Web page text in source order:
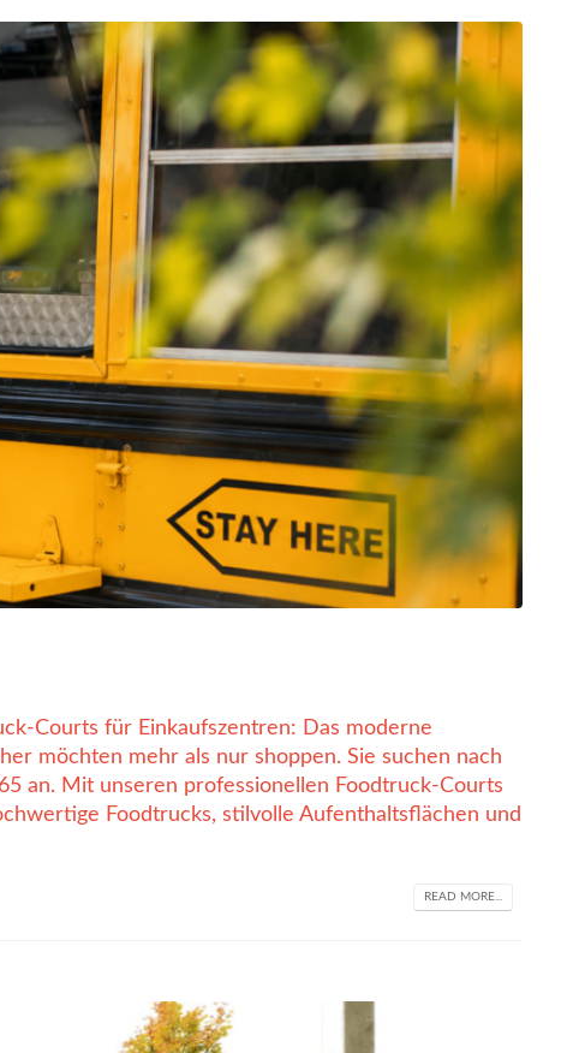
Courts für Einkaufszentren: Das moderne
möchten mehr als nur shoppen. Sie suchen nach
an. Mit unseren professionellen Foodtruck-Courts
Foodtrucks, stilvolle Aufenthaltsflächen und
READ MORE...